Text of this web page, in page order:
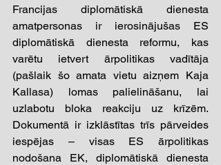
Francijas diplomātiskā dienesta
amatpersonas ir ierosinājušas ES
diplomātiskā dienesta reformu, kas
varētu ietvert ārpolitikas vadītāja
(pašlaik šo amata vietu aizņem Kaja
Kallasa) lomas palielināšanu, lai
uzlabotu bloka reakciju uz krīzēm.
Dokumentā ir izklāstītas trīs pārveides
iespējas – visas ES ārpolitikas
nodošana EK, diplomātiskā dienesta